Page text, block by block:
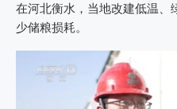
在河北衡水，当地改建低温、
少储粮损耗。